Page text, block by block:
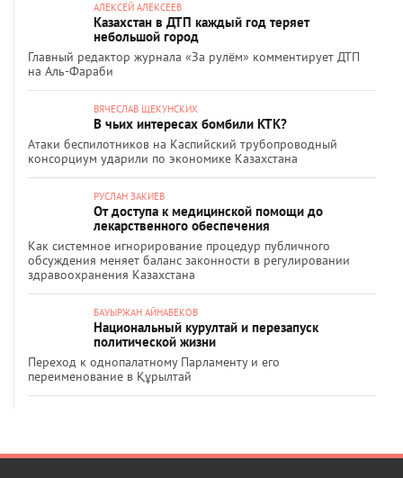
АЛЕКСЕЙ АЛЕКСЕЕВ
Казахстан в ДТП каждый год теряет
небольшой город
Главный редактор журнала «За рулём» комментирует ДТП
на Аль-Фараби
ВЯЧЕСЛАВ ЩЕКУНСКИХ
В чьих интересах бомбили КТК?
Атаки беспилотников на Каспийский трубопроводный
консорциум ударили по экономике Казахстана
РУСЛАН ЗАКИЕВ
От доступа к медицинской помощи до
лекарственного обеспечения
Как системное игнорирование процедур публичного
обсуждения меняет баланс законности в регулировании
здравоохранения Казахстана
БАУЫРЖАН АЙНАБЕКОВ
Национальный курултай и перезапуск
политической жизни
Переход к однопалатному Парламенту и его
переименование в Құрылтай